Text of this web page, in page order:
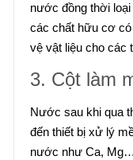
nước đồng thời
các chất hữu cơ
vệ vật liệu cho các
3. Cột làm
Nước sau khi qua
đến thiết bị xử lý
nước như Ca,